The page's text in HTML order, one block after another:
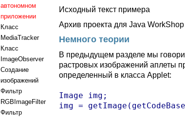
автономном
приложении
Класс
MediaTracker
Класс
ImageObserver
Создание
изображений
Фильтр
RGBImageFilter
Фильтр
Исходный текст примера
Архив проекта для Java
Немного теории
В предыдущем разделе мы
растровых изображений аплеты
определенный в класса Applet:
Image img;
img =